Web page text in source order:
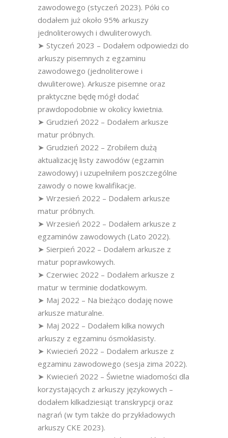
zawodowego (styczeń 2023). Póki co
dodałem już około 95% arkuszy
jednoliterowych i dwuliterowych.
➤ Styczeń 2023 – Dodałem odpowiedzi do
arkuszy pisemnych z egzaminu
zawodowego (jednoliterowe i
dwuliterowe). Arkusze pisemne oraz
praktyczne będę mógł dodać
prawdopodobnie w okolicy kwietnia.
➤ Grudzień 2022 – Dodałem arkusze
matur próbnych.
➤ Grudzień 2022 – Zrobiłem dużą
aktualizację listy zawodów (egzamin
zawodowy) i uzupełniłem poszczególne
zawody o nowe kwalifikacje.
➤ Wrzesień 2022 – Dodałem arkusze
matur próbnych.
➤ Wrzesień 2022 – Dodałem arkusze z
egzaminów zawodowych (Lato 2022).
➤ Sierpień 2022 – Dodałem arkusze z
matur poprawkowych.
➤ Czerwiec 2022 – Dodałem arkusze z
matur w terminie dodatkowym.
➤ Maj 2022 – Na bieżąco dodaję nowe
arkusze maturalne.
➤ Maj 2022 – Dodałem kilka nowych
arkuszy z egzaminu ósmoklasisty.
➤ Kwiecień 2022 – Dodałem arkusze z
egzaminu zawodowego (sesja zima 2022).
➤ Kwiecień 2022 – Świetne wiadomości dla
korzystających z arkuszy językowych –
dodałem kilkadziesiąt transkrypcji oraz
nagrań (w tym także do przykładowych
arkuszy CKE 2023).